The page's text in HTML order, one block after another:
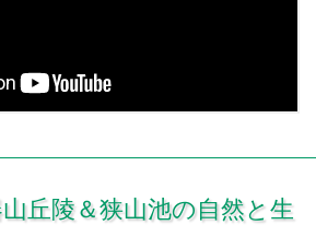
丘陵＆狭山池の自然と生